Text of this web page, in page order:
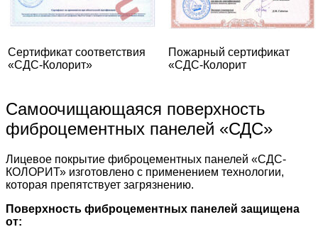
Сертификат соответствия
«СДС-Колорит»
Пожарный сертификат
«СДС-Колорит
Самоочищающаяся поверхность
фиброцементных панелей «СДС»
Лицевое покрытие фиброцементных панелей «СДС-
КОЛОРИТ» изготовлено с применением технологии,
которая препятствует загрязнению.
Поверхность фиброцементных панелей защищена
от: